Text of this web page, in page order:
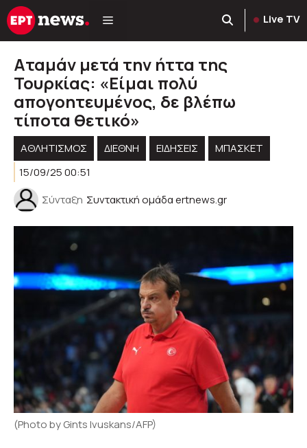
Μετάβαση
σε
Live TV
Αταμάν μετά την ήττα της
Τουρκίας: «Είμαι πολύ
απογοητευμένος, δε βλέπω
τίποτα θετικό»
ΑΘΛΗΤΙΣΜΟΣ ΔΙΕΘΝΗ ΕΙΔΗΣΕΙΣ
ΜΠΑΣΚΕΤ
15/09/25 00:51
Σύνταξη Συντακτική ομάδα ertnews.gr
(Photo by Gints Ivuskans/AFP)